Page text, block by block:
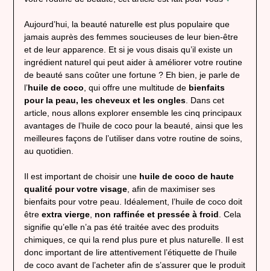
Aujourd’hui, la beauté naturelle est plus populaire que
jamais auprès des femmes soucieuses de leur bien-être
et de leur apparence. Et si je vous disais qu’il existe un
ingrédient naturel qui peut aider à améliorer votre routine
de beauté sans coûter une fortune ? Eh bien, je parle de
l’huile de coco , qui offre une multitude de bienfaits
pour la peau, les cheveux et les ongles. Dans cet
article, nous allons explorer ensemble les cinq principaux
avantages de l’huile de coco pour la beauté, ainsi que les
meilleures façons de l’utiliser dans votre routine de soins,
au quotidien.
Il est important de choisir une huile de coco de haute
qualité pour votre visage, afin de maximiser ses
bienfaits pour votre peau. Idéalement, l’huile de coco doit
être extra vierge, non raffinée et pressée à froid . Cela
signifie qu’elle n’a pas été traitée avec des produits
chimiques, ce qui la rend plus pure et plus naturelle. Il est
donc important de lire attentivement l’étiquette de l’huile
de coco avant de l’acheter afin de s’assurer que le produit